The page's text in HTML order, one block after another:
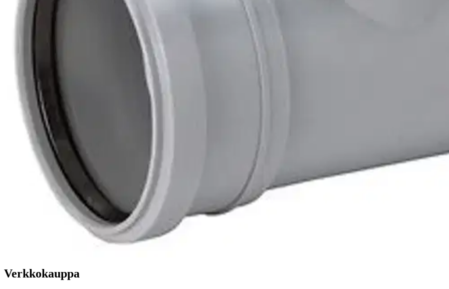
Tuotekuvaus
Kierrekannellinen puhdistusyhde kahdella muhvilla. Putken ulkohalkaisija: 110 mm.
Ominaisuudet
Oletko tyytyväinen tuotetietoihin?
Ovatko tuotetiedot riittävät? Jos tuotetiedoissa on puutteita tai niitä voisi muuten parantaa, anna palautetta.
Anna palautetta, Avautuu uuteen välilehteen
Ilmainen palautus 30 päivää.*
Nouto myymälästä ilman toimituskuluja.
Asiakasomistajalle Bonusta jopa 5 %.*
Verkkokauppa